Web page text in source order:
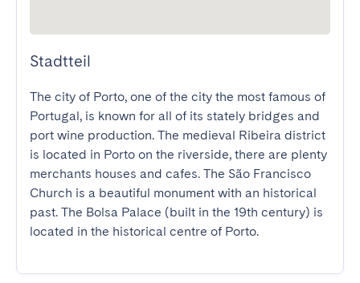
Stadtteil
The city of Porto, one of the city the most famous of
Portugal, is known for all of its stately bridges and
port wine production. The medieval Ribeira district
is located in Porto on the riverside, there are plenty
merchants houses and cafes. The São Francisco
Church is a beautiful monument with an historical
past. The Bolsa Palace (built in the 19th century) is
located in the historical centre of Porto.